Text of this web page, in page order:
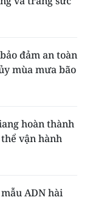
đảm an toàn
mùa mưa bão
hoàn thành
vận hành
ADN hài